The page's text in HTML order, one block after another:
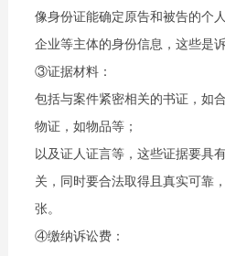
像身份证能确定原告和被告的个
企业等主体的身份信息，这些是
③证据材料：
包括与案件紧密相关的书证，如
物证，如物品等；
以及证人证言等，这些证据要具
关，同时要合法取得且真实可靠
张。
④缴纳诉讼费：